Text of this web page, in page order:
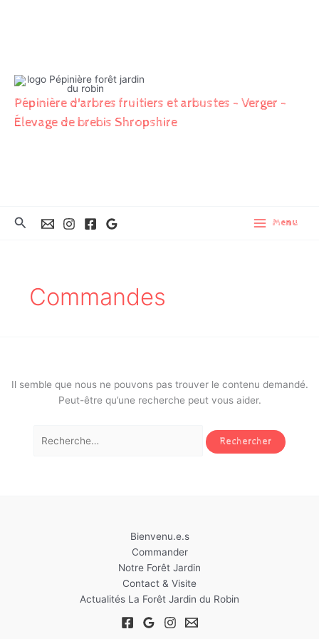
Pépinière d'arbres fruitiers et arbustes - Verger -
Élevage de brebis Shropshire
Rechercher Menu
Commandes
Il semble que nous ne pouvons pas trouver le contenu demandé.
Peut-être qu’une recherche peut vous aider.
Bienvenu.e.s
Commander
Notre Forêt Jardin
Contact & Visite
Actualités La Forêt Jardin du Robin